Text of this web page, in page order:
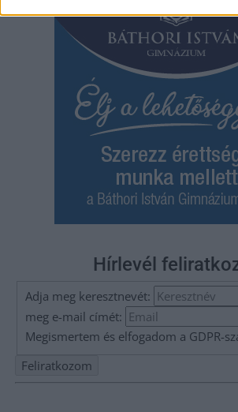
Hírlevél
Adja meg keresztnevét:
meg e-mail címét:
Megismertem és elfogadom a GDPR-